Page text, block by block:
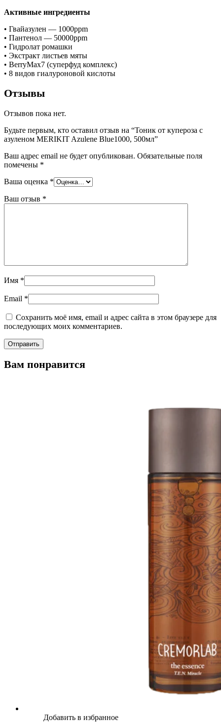
Активные ингредиенты
• Гвайазулен — 1000ppm
• Пантенол — 50000ppm
• Гидролат ромашки
• Экстракт листьев мяты
• BerryMax7 (суперфуд комплекс)
• 8 видов гиалуроновой кислоты
Отзывы
Отзывов пока нет.
Будьте первым, кто оставил отзыв на “Тоник от купероза с
азуленом MERIKIT Azulene Blue1000, 500мл”
Ваш адрес email не будет опубликован. Обязательные поля
помечены *
Ваша оценка *
Ваш отзыв *
Имя *
Email *
Сохранить моё имя, email и адрес сайта в этом браузере для
последующих моих комментариев.
Вам понравится
Добавить в избранное